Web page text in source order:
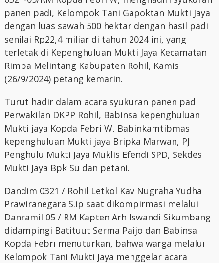
panen padi, Kelompok Tani Gapoktan Mukti Jaya
dengan luas sawah 500 hektar dengan hasil padi
senilai Rp22,4 miliar di tahun 2024 ini, yang
terletak di Kepenghuluan Mukti Jaya Kecamatan
Rimba Melintang Kabupaten Rohil, Kamis
(26/9/2024) petang kemarin.
Turut hadir dalam acara syukuran panen padi
Perwakilan DKPP Rohil, Babinsa kepenghuluan
Mukti jaya Kopda Febri W, Babinkamtibmas
kepenghuluan Mukti jaya Bripka Marwan, PJ
Penghulu Mukti Jaya Muklis Efendi SPD, Sekdes
Mukti Jaya Bpk Su dan petani.
Dandim 0321 / Rohil Letkol Kav Nugraha Yudha
Prawiranegara S.ip saat dikompirmasi melalui
Danramil 05 / RM Kapten Arh Iswandi Sikumbang
didampingi Batituut Serma Paijo dan Babinsa
Kopda Febri menuturkan, bahwa warga melalui
Kelompok Tani Mukti Jaya menggelar acara